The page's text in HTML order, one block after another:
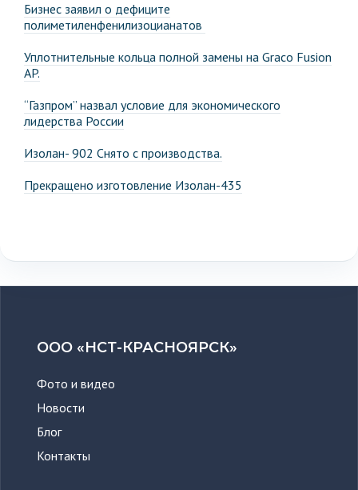
Бизнес заявил о дефиците
полиметиленфенилизоцианатов
Уплотнительные кольца полной замены на Graco Fusion
AP.
“Газпром” назвал условие для экономического
лидерства России
Изолан- 902 Снято с производства.
Прекращено изготовление Изолан-435
ООО «НСТ-КРАСНОЯРСК»
Фото и видео
Новости
Блог
Контакты